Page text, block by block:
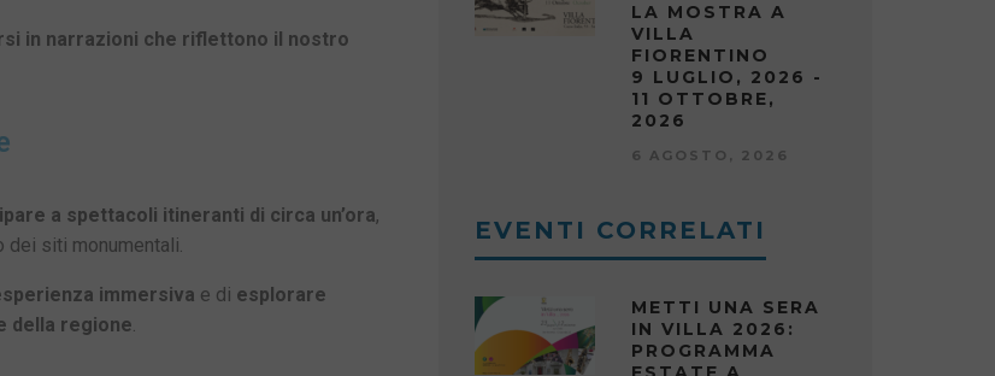
in narrazioni che riflettono il nostro
a spettacoli itineranti di circa un’ora,
siti monumentali.
immersiva e di esplorare
della regione
LA MOSTRA A
VILLA
FIORENTINO
9 LUGLIO, 2026 -
11 OTTOBRE,
2026
6 AGOSTO, 2026
EVENTI CORRELATI
METTI UNA SERA
IN VILLA 2026:
PROGRAMMA